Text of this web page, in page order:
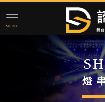
燈